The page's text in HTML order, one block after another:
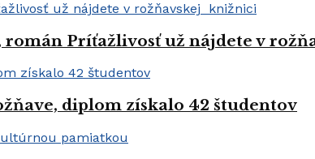
Príťažlivosť už nájdete v
diplom získalo 42 študentov